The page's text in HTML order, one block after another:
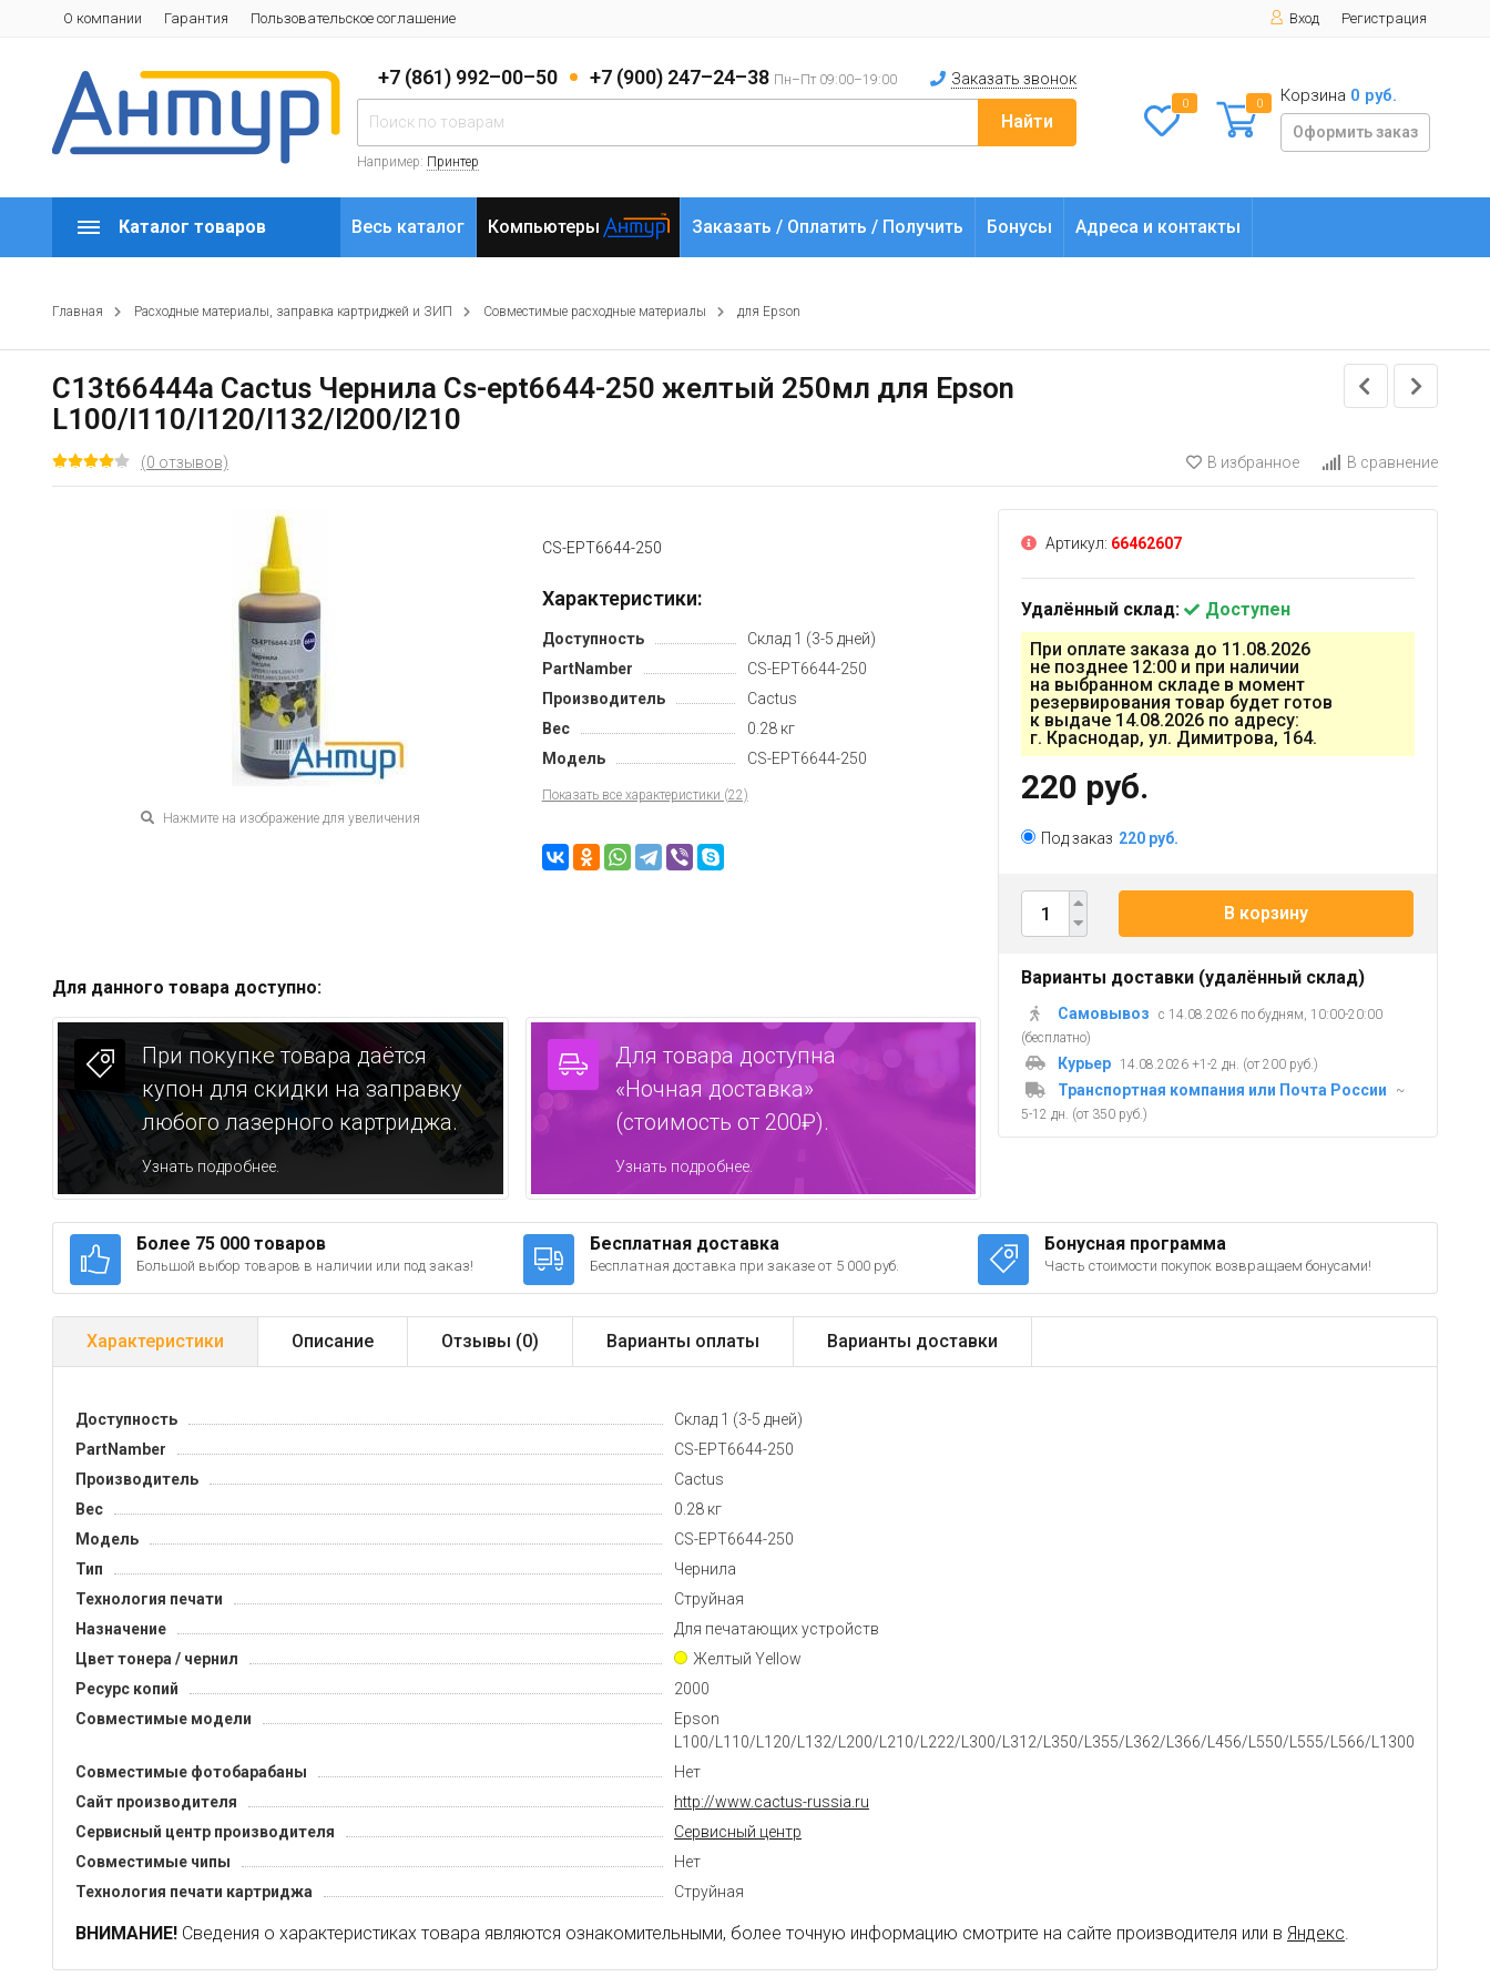
О компании Гарантия Пользовательское соглашение Вход Регистрация
+7 (861) 992–00–50 +7 (900) 247–24–38 Пн–Пт 09:00–19:00 Заказать звонок
Найти
Например: Принтер
0 0 Корзина 0 руб.
Оформить заказ
Каталог товаров Весь каталог Компьютеры Заказать / Оплатить / Получить Бонусы Адреса и контакты
Главная Расходные материалы, заправка картриджей и ЗИП Совместимые расходные материалы для Epson
C13t66444a Cactus Чернила Cs-ept6644-250 желтый 250мл для Epson
L100/l110/l120/l132/l200/l210
(0 отзывов) В избранное В сравнение
Нажмите на изображение для увеличения
CS-EPT6644-250
Характеристики:
Доступность
Склад 1 (3-5 дней)
PartNamber
CS-EPT6644-250
Производитель
Cactus
Вес
0.28 кг
Модель
CS-EPT6644-250
Показать все характеристики (22)
Для данного товара доступно:
При покупке товара даётся
купон для скидки на заправку
любого лазерного картриджа.
Узнать подробнее.
Для товара доступна
«Ночная доставка»
(стоимость от 200₽).
Узнать подробнее.
Артикул: 66462607
Удалённый склад:
Доступен
При оплате заказа до 11.08.2026
не позднее 12:00 и при наличии
на выбранном складе в момент
резервирования товар будет готов
к выдаче 14.08.2026 по адресу:
г. Краснодар, ул. Димитрова, 164.
220 руб.
Под заказ 220 руб.
В корзину
Варианты доставки (удалённый склад)
Самовывоз
с 14.08.2026 по будням, 10:00-20:00
(бесплатно)
Курьер 14.08.2026 +1-2 дн. (от 200 руб.)
Транспортная компания или Почта России
~
5-12 дн. (от 350 руб.)
Более 75 000 товаров
Большой выбор товаров в наличии или под заказ!
Бесплатная доставка
Бесплатная доставка при заказе от 5 000 руб.
Бонусная программа
Часть стоимости покупок возвращаем бонусами!
Характеристики Описание Отзывы (0) Варианты оплаты Варианты доставки
Доступность
Склад 1 (3-5 дней)
PartNamber
CS-EPT6644-250
Производитель
Cactus
Вес
0.28 кг
Модель
CS-EPT6644-250
Тип
Чернила
Технология печати
Струйная
Назначение
Для печатающих устройств
Цвет тонера / чернил
Желтый Yellow
Ресурс копий
2000
Совместимые модели
Epson
L100/L110/L120/L132/L200/L210/L222/L300/L312/L350/L355/L362/L366/L456/L550/L555/L566/L1300
Совместимые фотобарабаны
Нет
Сайт производителя
http://www.cactus-russia.ru
Сервисный центр производителя
Cервисный центр
Совместимые чипы
Нет
Технология печати картриджа
Струйная
ВНИМАНИЕ! Сведения о характеристиках товара являются ознакомительными, более точную информацию смотрите на сайте производителя или в Яндекс.